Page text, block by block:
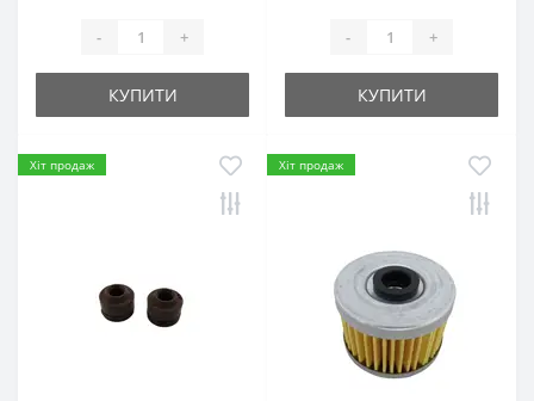
- +
КУПИТИ
- +
КУПИТИ
Хіт продаж Хіт продаж